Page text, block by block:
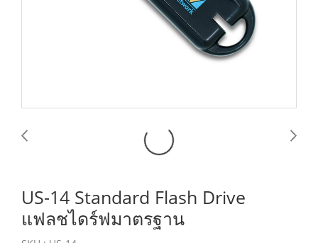
US-14 Standard Flash Drive
แฟลชไดร์ฟมาตรฐาน